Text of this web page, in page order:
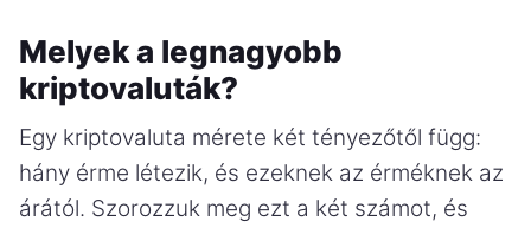
Melyek a legnagyobb
kriptovaluták?
Egy kriptovaluta mérete két tényezőtől függ:
hány érme létezik, és ezeknek az érméknek az
árától. Szorozzuk meg ezt a két számot, és